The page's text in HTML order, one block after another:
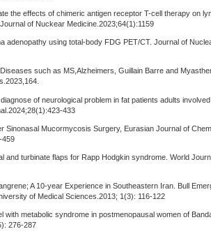
the effects of chimeric antigen receptor T-cell therapy on
of Nuckear Medicine.2023;64(1):1159
adenopathy using total-body FDG PET/CT. Journal of
such as MS,Alzheimers, Guillain Barre and
of neurological problem in fat patients adults
433
Sinonasal Mucormycosis Surgery, Eurasian Journal of
459
and turbinate flaps for Rapp Hodgkin syndrome. World
A 10-year Experience in Southeastern Iran. Bull
of Medical Sciences.2013; 1(3): 116-122
with metabolic syndrome in postmenopausal women of
276-287